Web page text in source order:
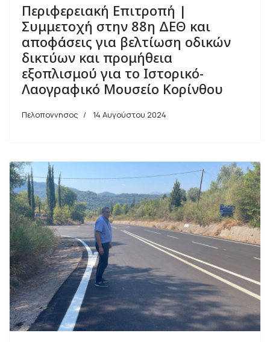
Περιφερειακή Επιτροπή |
Συμμετοχή στην 88η ΔΕΘ και
αποφάσεις για βελτίωση οδικών
δικτύων και προμήθεια
εξοπλισμού για το Ιστορικό-
Λαογραφικό Μουσείο Κορίνθου
Πελοποννησος 14 Αυγούστου 2024